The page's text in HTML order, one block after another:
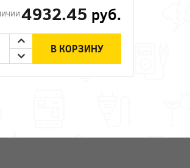
4932.45 руб.
В КОРЗИНУ